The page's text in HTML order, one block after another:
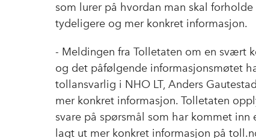
som lurer på hvordan man skal
tydeligere og mer konkret informasjon.
- Meldingen fra Tolletaten om en svært
og det påfølgende informasjonsmøtet
tollansvarlig i NHO LT, Anders
mer konkret informasjon. Tolletaten
svare på spørsmål som har kommet
lagt ut mer konkret informasjon på